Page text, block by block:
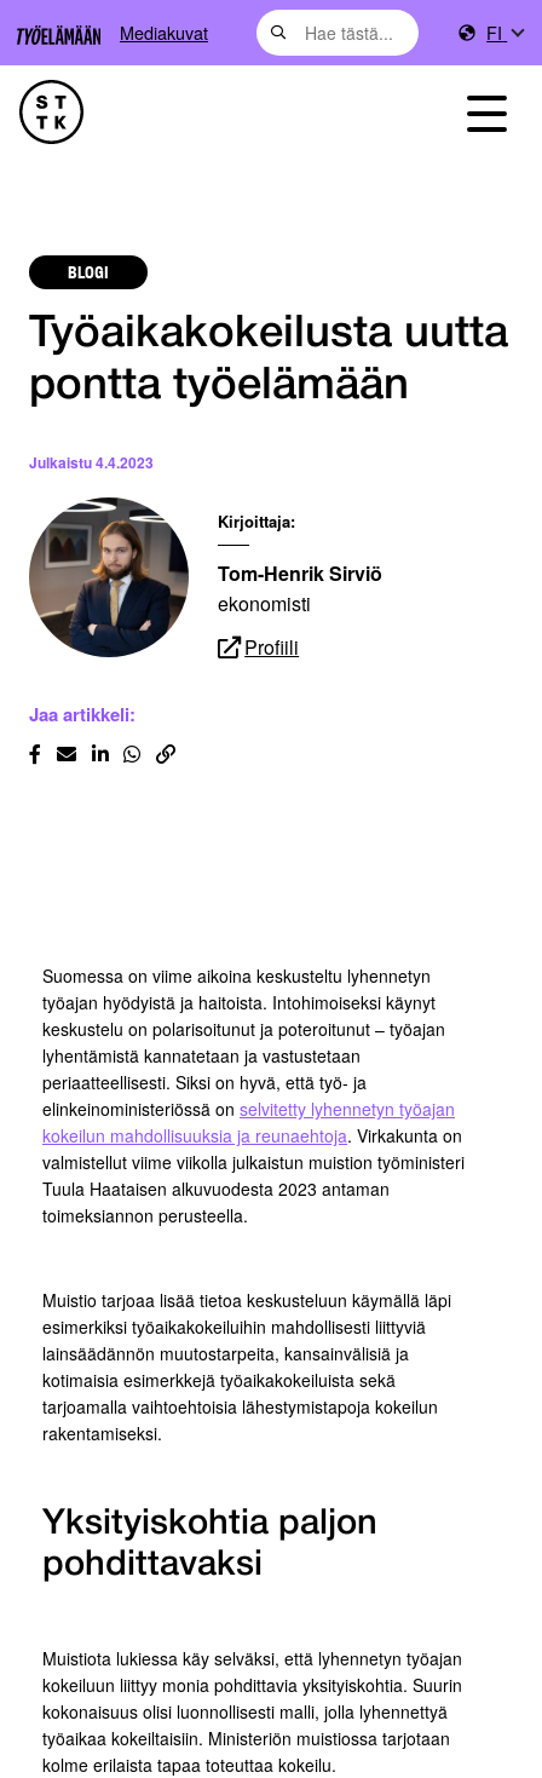
Mediakuvat FI
BLOGI
Työaikakokeilusta uutta
pontta työelämään
Julkaistu4.4.2023
Kirjoittaja:
Tom-Henrik Sirviö
ekonomisti
Profiili
Jaa artikkeli:
Suomessa on viime aikoina keskusteltu lyhennetyn
työajan hyödyistä ja haitoista. Intohimoiseksi käynyt
keskustelu on polarisoitunut ja poteroitunut – työajan
lyhentämistä kannatetaan ja vastustetaan
periaatteellisesti. Siksi on hyvä, että työ- ja
elinkeinoministeriössä on selvitetty lyhennetyn työajan
kokeilun mahdollisuuksia ja reunaehtoja. Virkakunta on
valmistellut viime viikolla julkaistun muistion työministeri
Tuula Haataisen alkuvuodesta 2023 antaman
toimeksiannon perusteella.
Muistio tarjoaa lisää tietoa keskusteluun käymällä läpi
esimerkiksi työaikakokeiluihin mahdollisesti liittyviä
lainsäädännön muutostarpeita, kansainvälisiä ja
kotimaisia esimerkkejä työaikakokeiluista sekä
tarjoamalla vaihtoehtoisia lähestymistapoja kokeilun
rakentamiseksi.
Yksityiskohtia paljon
pohdittavaksi
Muistiota lukiessa käy selväksi, että lyhennetyn työajan
kokeiluun liittyy monia pohdittavia yksityiskohtia. Suurin
kokonaisuus olisi luonnollisesti malli, jolla lyhennettyä
työaikaa kokeiltaisiin. Ministeriön muistiossa tarjotaan
kolme erilaista tapaa toteuttaa kokeilu.